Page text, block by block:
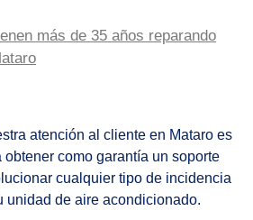
más de 35 años reparando
atención al cliente en Mataro es
obtener como garantía un soporte
cualquier tipo de incidencia
unidad de aire acondicionado.